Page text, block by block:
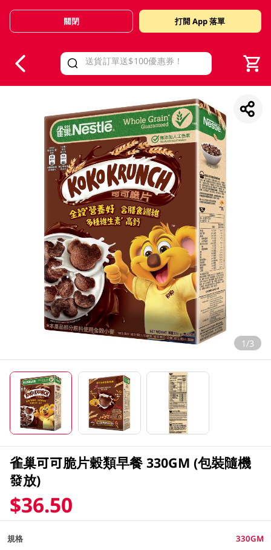
Valid Until 30 June 2026
關閉 打開 App 落單
1/3
雀巢可可脆片穀類早餐 330GM (包裝隨機
發放)
$36.50
規格 330GM